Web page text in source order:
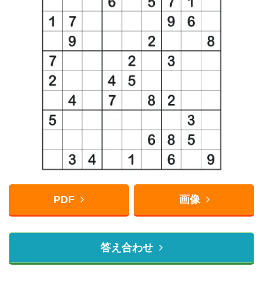
PDF 画像
答え合わせ